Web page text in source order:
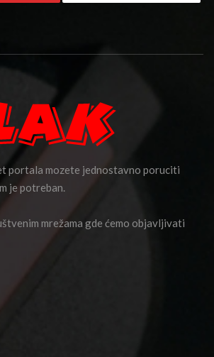
portala mozete jednostavno poruciti
je potreban.
mrežama gde ćemo objavljivati